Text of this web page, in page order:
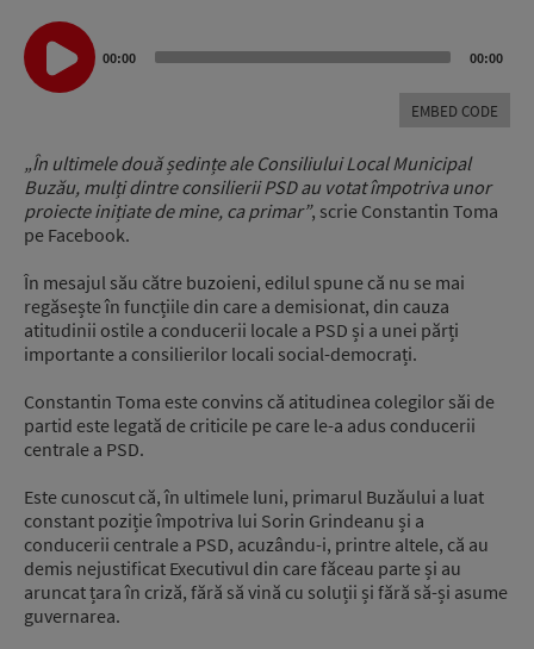
Audio
Player
00:00 00:00
EMBED CODE
„În ultimele două ședințe ale Consiliului Local Municipal
Buzău, mulți dintre consilierii PSD au votat împotriva unor
proiecte inițiate de mine, ca primar”, scrie Constantin Toma
pe Facebook.
În mesajul său către buzoieni, edilul spune că nu se mai
regăsește în funcțiile din care a demisionat, din cauza
atitudinii ostile a conducerii locale a PSD și a unei părți
importante a consilierilor locali social-democrați.
Constantin Toma este convins că atitudinea colegilor săi de
partid este legată de criticile pe care le-a adus conducerii
centrale a PSD.
Este cunoscut că, în ultimele luni, primarul Buzăului a luat
constant poziție împotriva lui Sorin Grindeanu și a
conducerii centrale a PSD, acuzându-i, printre altele, că au
demis nejustificat Executivul din care făceau parte și au
aruncat țara în criză, fără să vină cu soluții și fără să-și asume
guvernarea.